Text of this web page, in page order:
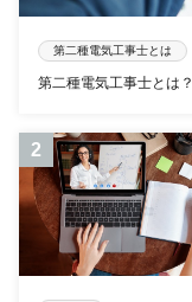
第二種電気工事士とは
第二種電気工事士とは